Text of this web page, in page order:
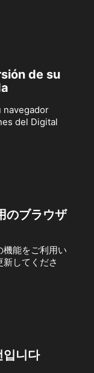
de su
navegador
del Digital
のブラウザ
機能をご利用い
してくださ
입니다